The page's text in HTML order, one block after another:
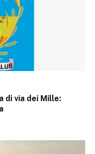
di via dei Mille: